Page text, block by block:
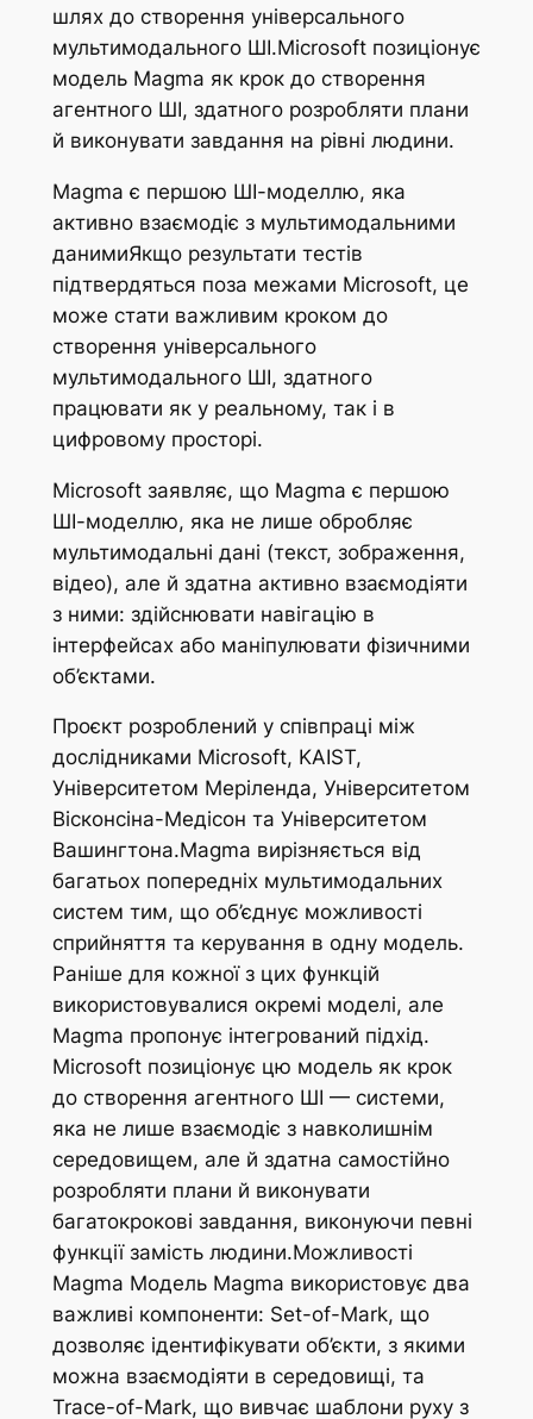
шлях до створення універсального
мультимодального ШІ.Microsoft позиціонує
модель Magma як крок до створення
агентного ШІ, здатного розробляти плани
й виконувати завдання на рівні людини.
Magma є першою ШІ-моделлю, яка
активно взаємодіє з мультимодальними
данимиЯкщо результати тестів
підтвердяться поза межами Microsoft, це
може стати важливим кроком до
створення універсального
мультимодального ШІ, здатного
працювати як у реальному, так і в
цифровому просторі.
Microsoft заявляє, що Magma є першою
ШІ-моделлю, яка не лише обробляє
мультимодальні дані (текст, зображення,
відео), але й здатна активно взаємодіяти
з ними: здійснювати навігацію в
інтерфейсах або маніпулювати фізичними
об’єктами.
Проєкт розроблений у співпраці між
дослідниками Microsoft, KAIST,
Університетом Меріленда, Університетом
Вісконсіна-Медісон та Університетом
Вашингтона.Magma вирізняється від
багатьох попередніх мультимодальних
систем тим, що об’єднує можливості
сприйняття та керування в одну модель.
Раніше для кожної з цих функцій
використовувалися окремі моделі, але
Magma пропонує інтегрований підхід.
Microsoft позиціонує цю модель як крок
до створення агентного ШІ — системи,
яка не лише взаємодіє з навколишнім
середовищем, але й здатна самостійно
розробляти плани й виконувати
багатокрокові завдання, виконуючи певні
функції замість людини.Можливості
Mаgma Модель Magma використовує два
важливі компоненти: Set-of-Mark, що
дозволяє ідентифікувати об’єкти, з якими
можна взаємодіяти в середовищі, та
Trace-of-Mark, що вивчає шаблони руху з